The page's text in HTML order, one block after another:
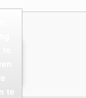
te